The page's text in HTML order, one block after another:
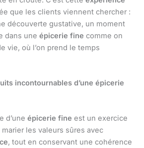
que les clients viennent chercher :
découverte gustative, un moment
dans une épicerie fine comme on
vie, où l’on prend le temps
incontournables d’une épicerie
d’une épicerie fine est un exercice
les valeurs sûres avec
, tout en conservant une cohérence